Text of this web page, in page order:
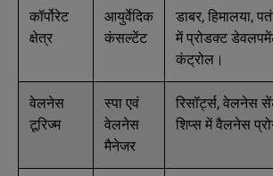
कॉर्पोरेट
क्षेत्र
आयुर्वेदिक
कंसल्टेंट
डाबर, हिमालया,
में प्रोडक्ट
कंट्रोल।
वेलनेस
टूरिज्म
स्पा एवं
वेलनेस
मैनेजर
रिसॉर्ट्स, वेलनेस
शिप्स में वैलनेस